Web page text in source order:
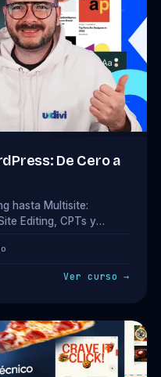
De Cero a
hasta Multisite:
Editing, CPTs y
Ver curso →